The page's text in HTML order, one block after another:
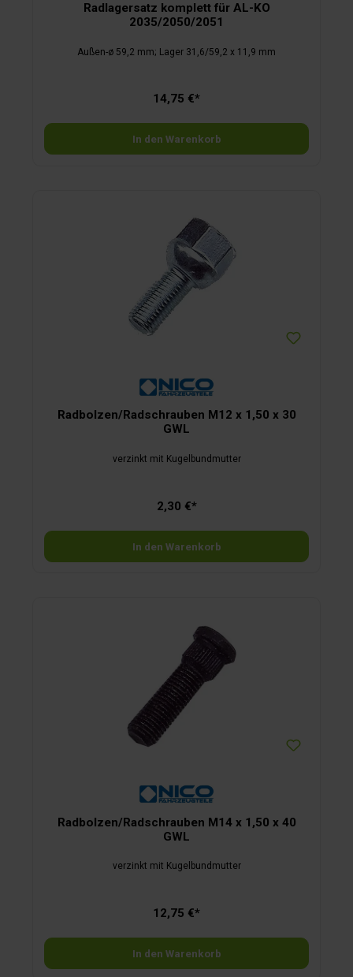
Radlagersatz komplett für AL-KO
2035/2050/2051
Außen-ø 59,2 mm; Lager 31,6/59,2 x 11,9 mm
14,75 €*
In den Warenkorb
Radbolzen/Radschrauben M12 x 1,50 x 30
GWL
verzinkt mit Kugelbundmutter
2,30 €*
In den Warenkorb
Radbolzen/Radschrauben M14 x 1,50 x 40
GWL
verzinkt mit Kugelbundmutter
12,75 €*
In den Warenkorb